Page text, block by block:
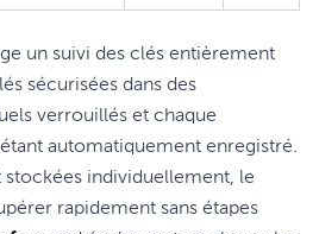
un suivi des clés entièrement
sécurisées dans des
verrouillés et chaque
automatiquement enregistré.
stockées individuellement, le
rapidement sans étapes